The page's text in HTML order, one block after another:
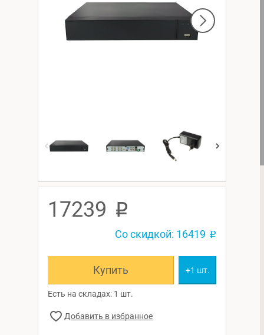
17239 p
Со скидкой: 16419 p
Купить +1 шт.
Есть на складах: 1 шт.